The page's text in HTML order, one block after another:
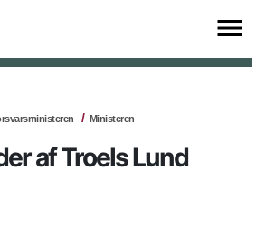
Ministeren
af Troels Lund